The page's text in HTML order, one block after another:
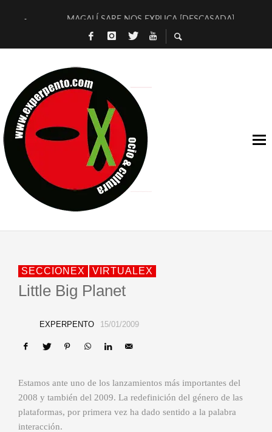
MAGALÍ SARE NOS EXPLICA [DESCASADA]
«NO TENGO PUTOS SUEÑOS»
[LA BOLA NEGRA] DE JAVIER CALVO Y JAVIER AMBROSSI
OSLO OVNIES LLEGAN CORRIENDO A ARANDA
FÉLIX CALVO NOS PRESENTA [LAS PALMERAS] (NOVELA
[EL SER QUERIDO] DE RODRIGO SOROGOYEN
ENTREVISTA A IVÁN HUMANES POR [EL LIBRO ROJO]
ARRABAL, ARRABAL, ARRABAL, ARRABEAUX
SECCIONEX VIRTUALEX
Little Big Planet
EXPERPENTO 15/01/2009
Estamos ante uno de los lanzamientos más importantes del
2008 y también del 2009. La redefinición del género de las
plataformas, por primera vez ha dado sentido a la palabra
interacción.